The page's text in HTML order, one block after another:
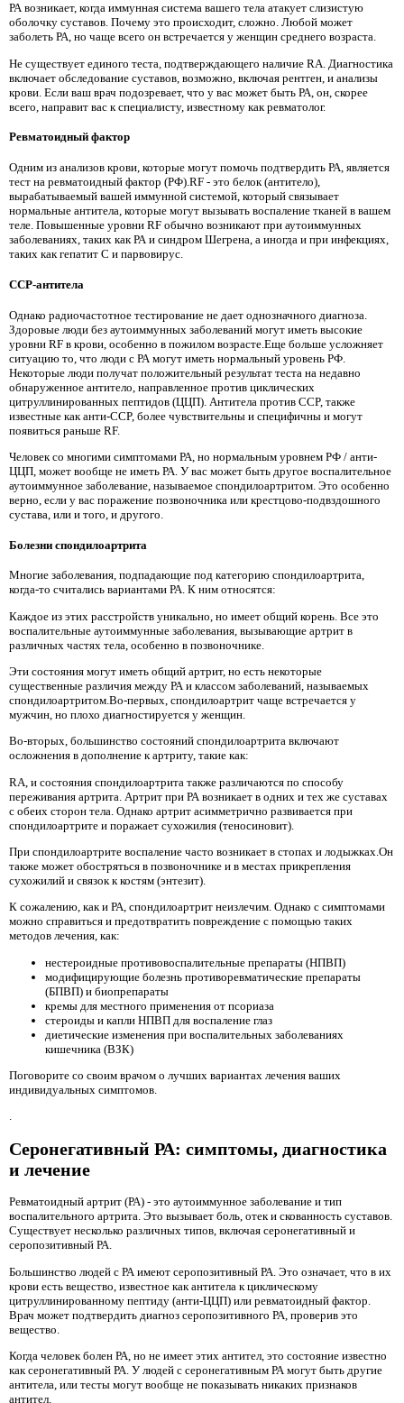
РА возникает, когда иммунная система вашего тела атакует слизистую
оболочку суставов. Почему это происходит, сложно. Любой может
заболеть РА, но чаще всего он встречается у женщин среднего возраста.
Не существует единого теста, подтверждающего наличие RA. Диагностика
включает обследование суставов, возможно, включая рентген, и анализы
крови. Если ваш врач подозревает, что у вас может быть РА, он, скорее
всего, направит вас к специалисту, известному как ревматолог.
Ревматоидный фактор
Одним из анализов крови, которые могут помочь подтвердить РА, является
тест на ревматоидный фактор (РФ).RF - это белок (антитело), ​​
вырабатываемый вашей иммунной системой, который связывает
нормальные антитела, которые могут вызывать воспаление тканей в вашем
теле. Повышенные уровни RF обычно возникают при аутоиммунных
заболеваниях, таких как РА и синдром Шегрена, а иногда и при инфекциях,
таких как гепатит С и парвовирус.
CCP-антитела
Однако радиочастотное тестирование не дает однозначного диагноза.
Здоровые люди без аутоиммунных заболеваний могут иметь высокие
уровни RF в крови, особенно в пожилом возрасте.Еще больше усложняет
ситуацию то, что люди с РА могут иметь нормальный уровень РФ.
Некоторые люди получат положительный результат теста на недавно
обнаруженное антитело, направленное против циклических
цитруллинированных пептидов (ЦЦП). Антитела против CCP, также
известные как анти-CCP, более чувствительны и специфичны и могут
появиться раньше RF.
Человек со многими симптомами РА, но нормальным уровнем РФ / анти-
ЦЦП, может вообще не иметь РА. У вас может быть другое воспалительное
аутоиммунное заболевание, называемое спондилоартритом. Это особенно
верно, если у вас поражение позвоночника или крестцово-подвздошного
сустава, или и того, и другого.
Болезни спондилоартрита
Многие заболевания, подпадающие под категорию спондилоартрита,
когда-то считались вариантами РА. К ним относятся:
Каждое из этих расстройств уникально, но имеет общий корень. Все это
воспалительные аутоиммунные заболевания, вызывающие артрит в
различных частях тела, особенно в позвоночнике.
Эти состояния могут иметь общий артрит, но есть некоторые
существенные различия между РА и классом заболеваний, называемых
спондилоартритом.Во-первых, спондилоартрит чаще встречается у
мужчин, но плохо диагностируется у женщин.
Во-вторых, большинство состояний спондилоартрита включают
осложнения в дополнение к артриту, такие как:
RA, и состояния спондилоартрита также различаются по способу
переживания артрита. Артрит при РА возникает в одних и тех же суставах
с обеих сторон тела. Однако артрит асимметрично развивается при
спондилоартрите и поражает сухожилия (теносиновит).
При спондилоартрите воспаление часто возникает в стопах и лодыжках.Он
также может обостряться в позвоночнике и в местах прикрепления
сухожилий и связок к костям (энтезит).
К сожалению, как и РА, спондилоартрит неизлечим. Однако с симптомами
можно справиться и предотвратить повреждение с помощью таких
методов лечения, как:
нестероидные противовоспалительные препараты (НПВП)
модифицирующие болезнь противоревматические препараты
(БПВП) и биопрепараты
кремы для местного применения от псориаза
стероиды и капли НПВП для воспаление глаз
диетические изменения при воспалительных заболеваниях
кишечника (ВЗК)
Поговорите со своим врачом о лучших вариантах лечения ваших
индивидуальных симптомов.
.
Серонегативный РА: симптомы, диагностика
и лечение
Ревматоидный артрит (РА) - это аутоиммунное заболевание и тип
воспалительного артрита. Это вызывает боль, отек и скованность суставов.
Существует несколько различных типов, включая серонегативный и
серопозитивный РА.
Большинство людей с РА имеют серопозитивный РА. Это означает, что в их
крови есть вещество, известное как антитела к циклическому
цитруллинированному пептиду (анти-ЦЦП) или ревматоидный фактор.
Врач может подтвердить диагноз серопозитивного РА, проверив это
вещество.
Когда человек болен РА, но не имеет этих антител, это состояние известно
как серонегативный РА. У людей с серонегативным РА могут быть другие
антитела, или тесты могут вообще не показывать никаких признаков
антител.